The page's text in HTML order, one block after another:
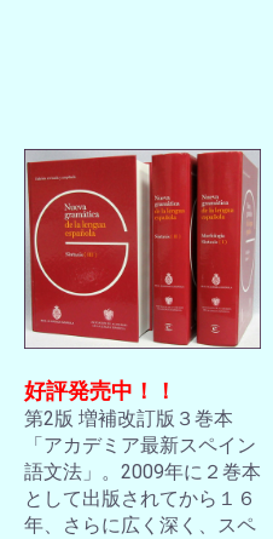
好評発売中！！
第2版 増補改訂版３巻本
「アカデミア最新スペイン
語文法」。2009年に２巻本
として出版されてから１６
年、さらに広く深く、スペ